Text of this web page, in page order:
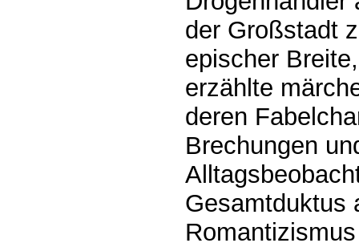
der Großstadt
epischer
erzählte
deren
Brechungen
Gesamtduktus